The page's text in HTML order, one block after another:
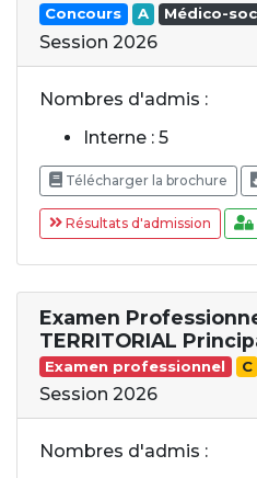
Concours A Médico-
Session 2026
Nombres d'admis :
Interne : 5
Télécharger la brochure
Résultats d'admission
Examen
TERRITORIAL
Examen professionnel C
Session 2026
Nombres d'admis :